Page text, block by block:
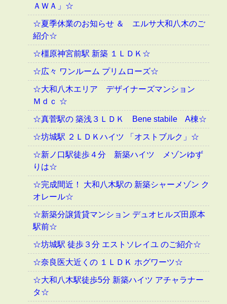
ＡＷＡ」☆
☆夏季休業のお知らせ ＆ エルサ大和八木のご
紹介☆
☆橿原神宮前駅 新築 １ＬＤＫ☆
☆広々 ワンルーム プリムローズ☆
☆大和八木エリア デザイナーズマンション
Ｍｄｃ ☆
☆真菅駅の 築浅３ＬＤＫ Bene stabile A棟☆
☆坊城駅 ２ＬＤＫハイツ 「オストブルク」☆
☆新ノ口駅徒歩４分 新築ハイツ メゾンゆず
りは☆
☆完成間近！ 大和八木駅の 新築シャーメゾン ク
オレール☆
☆新築分譲賃貸マンション デュオヒルズ田原本
駅前☆
☆坊城駅 徒歩３分 エストソレイユ のご紹介☆
☆奈良医大近くの １ＬＤＫ ホグワーツ☆
☆大和八木駅徒歩5分 新築ハイツ アチャラナー
タ☆